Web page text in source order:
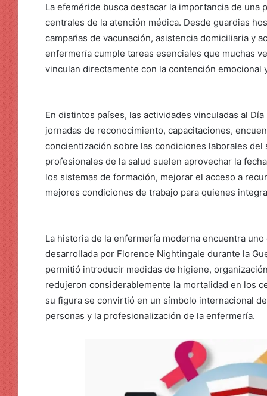
La efeméride busca destacar la importancia de
centrales de la atención médica. Desde guardias
campañas de vacunación, asistencia domiciliaria y
enfermería cumple tareas esenciales que muchas
vinculan directamente con la contención emocional
En distintos países, las actividades vinculadas al
jornadas de reconocimiento, capacitaciones,
concientización sobre las condiciones laborales del
profesionales de la salud suelen aprovechar la
los sistemas de formación, mejorar el acceso a
mejores condiciones de trabajo para quienes
La historia de la enfermería moderna encuentra
desarrollada por Florence Nightingale durante la
permitió introducir medidas de higiene,
redujeron considerablemente la mortalidad en los
su figura se convirtió en un símbolo internacional
personas y la profesionalización de la enfermería.